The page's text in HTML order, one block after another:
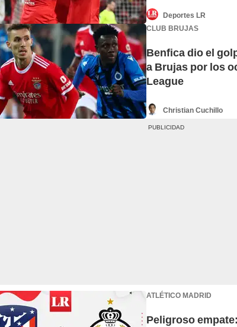
Deportes LR
CLUB BRUJAS
Benfica dio el
a Brujas por los
League
Christian Cuchillo
ATLÉTICO MADRID
Peligroso